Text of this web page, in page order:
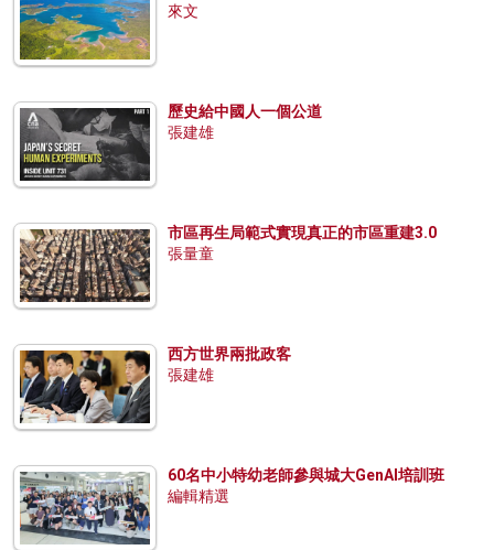
來文
歷史給中國人一個公道
張建雄
市區再生局範式實現真正的市區重建3.0
張量童
西方世界兩批政客
張建雄
60名中小特幼老師參與城大GenAI培訓班
編輯精選